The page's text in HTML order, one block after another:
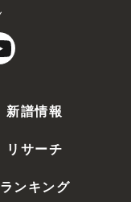
新譜情報
リサーチ
ランキング